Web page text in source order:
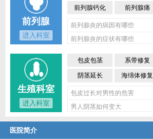
前列腺
进入科室
前列腺钙化 前列腺痛
前列腺炎的病因有哪些
前列腺炎的症状有哪些
生殖科室
进入科室
包皮包茎 系带修复
阴茎延长 海绵体修复
包皮过长对男性的危害
男人阴茎如何变大
医院简介